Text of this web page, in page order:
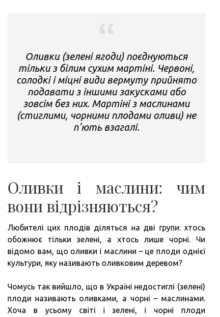
Оливки (зелені ягоди) поєднуються
тільки з білим сухим мартіні. Червоні,
солодкі і міцні види вермуту прийнято
подавати з іншими закусками або
зовсім без них. Мартіні з маслинами
(стиглими, чорними плодами оливи) не
п’ють взагалі.
Оливки і маслини: чим
вони відрізняються?
Любителі цих плодів діляться на дві групи: хтось
обожнює тільки зелені, а хтось лише чорні. Чи
відомо вам, що оливки і маслини – це плоди однієї
культури, яку називають оливковим деревом?
Чомусь так вийшло, що в Україні недостиглі (зелені)
плоди називають оливками, а чорні – маслинами.
Хоча в усьому світі і зелені, і чорні плоди